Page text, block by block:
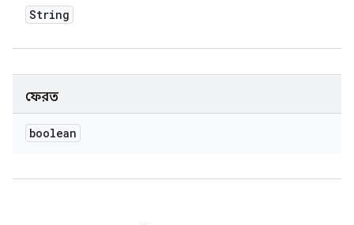
String
ফেরত
boolean